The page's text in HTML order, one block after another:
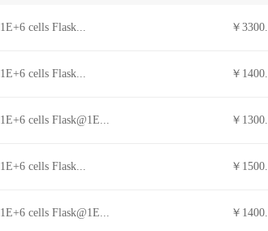
1E+6 cells Flask... ￥
1E+6 cells Flask... ￥
1E+6 cells Flask@1E... ￥
1E+6 cells Flask... ￥
1E+6 cells Flask@1E... ￥